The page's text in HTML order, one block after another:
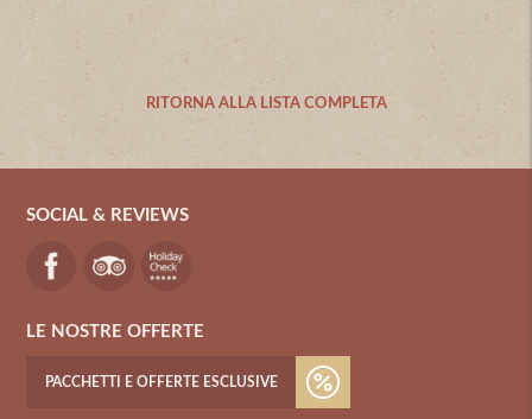
RITORNA ALLA LISTA COMPLETA
SOCIAL & REVIEWS
LE NOSTRE OFFERTE
PACCHETTI E OFFERTE ESCLUSIVE